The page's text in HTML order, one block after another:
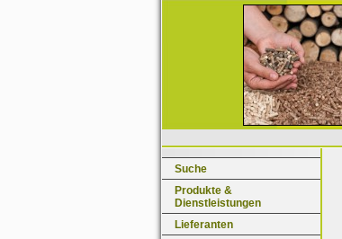
Suche
Produkte &
Dienstleistungen
Lieferanten